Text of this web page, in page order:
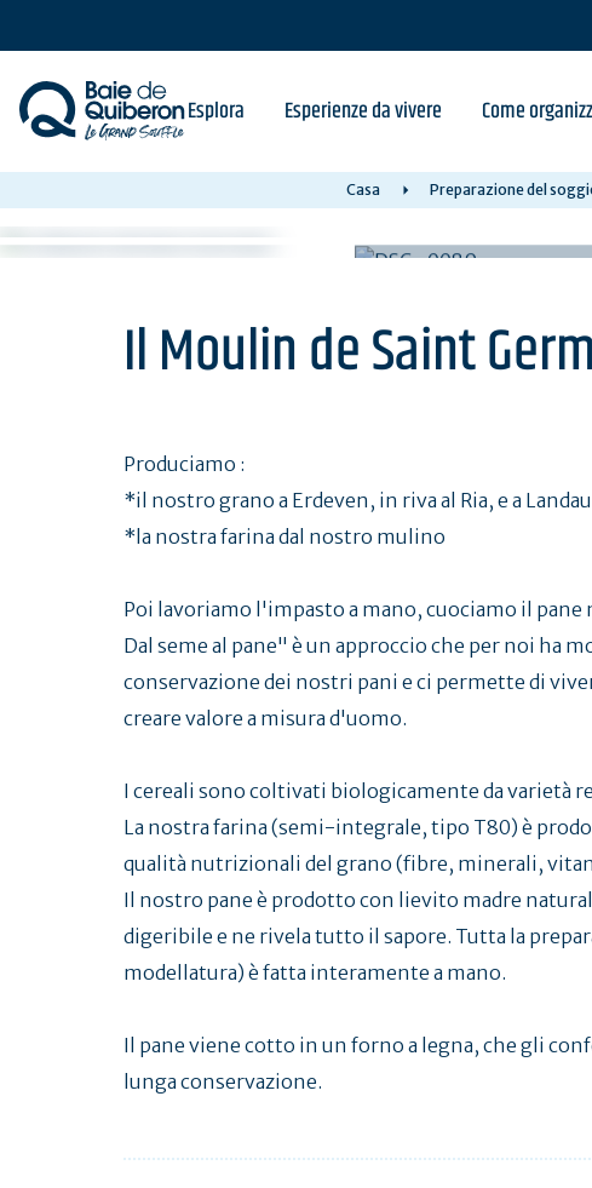
content
Esplora Esperienze da vivere Come
Casa Preparazione del
Il Moulin de Saint
Produciamo :
*il nostro grano a Erdeven, in riva al Ria, e a
*la nostra farina dal nostro mulino
Poi lavoriamo l'impasto a mano, cuociamo il
Dal seme al pane" è un approccio che per noi ha
conservazione dei nostri pani e ci permette di
creare valore a misura d'uomo.
I cereali sono coltivati biologicamente da varietà
La nostra farina (semi-integrale, tipo T80) è
qualità nutrizionali del grano (fibre, minerali,
Il nostro pane è prodotto con lievito madre
digeribile e ne rivela tutto il sapore. Tutta la
modellatura) è fatta interamente a mano.
Il pane viene cotto in un forno a legna, che gli
lunga conservazione.